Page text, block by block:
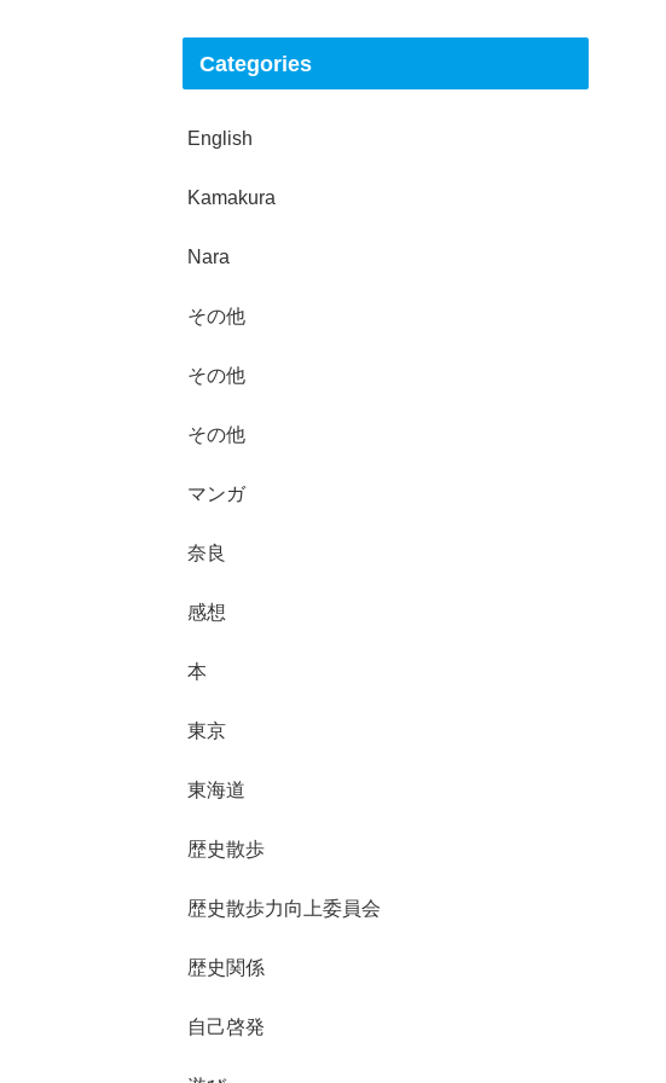
Categories
English
Kamakura
Nara
その他
その他
その他
マンガ
奈良
感想
本
東京
東海道
歴史散歩
歴史散歩力向上委員会
歴史関係
自己啓発